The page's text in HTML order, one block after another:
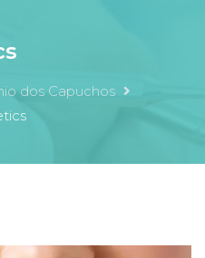
dos Capuchos